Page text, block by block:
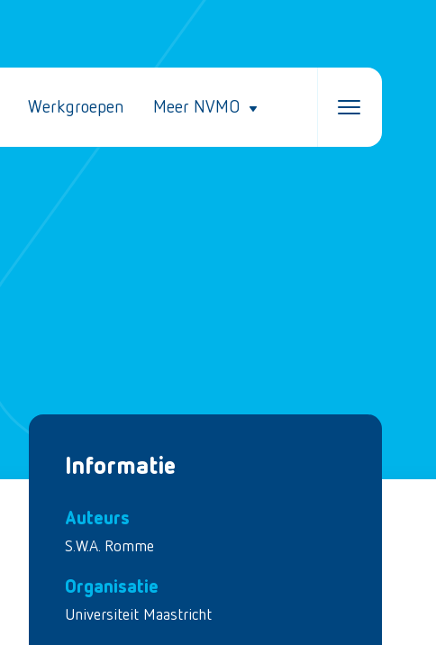
Werkgroepen Meer NVMO
Informatie
Auteurs
S.W.A. Romme
Organisatie
Universiteit Maastricht